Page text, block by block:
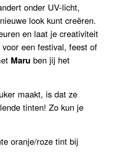
onder UV-licht,
look kunt creëren.
en laat je creativiteit
een festival, feest of
Maru ben jij het
maakt, is dat ze
tinten! Zo kun je
oranje/roze tint bij